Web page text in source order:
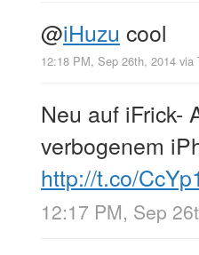
@iHuzu cool
12:18 PM, Sep 26th, 2014 via
Neu auf iFrick-
verbogenem
http://t.co/
12:17 PM, Sep